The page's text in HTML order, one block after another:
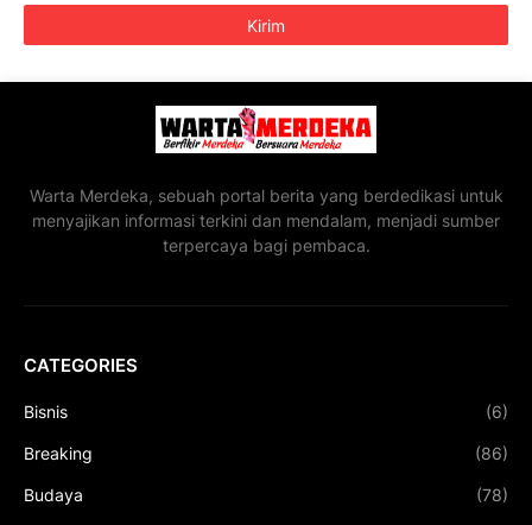
Warta Merdeka, sebuah portal berita yang berdedikasi untuk
menyajikan informasi terkini dan mendalam, menjadi sumber
terpercaya bagi pembaca.
CATEGORIES
Bisnis (6)
Breaking (86)
Budaya (78)